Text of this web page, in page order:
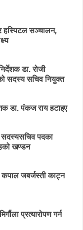
हस्पिटल सञ्चालन,
डा. रोजी
सदस्य सचिव नियुक्त
डा. पंकज राय हटाइए
सदस्यसचिव पदका
खण्डन
जबर्जस्ती काट्न
प्रत्यारोपण गर्न